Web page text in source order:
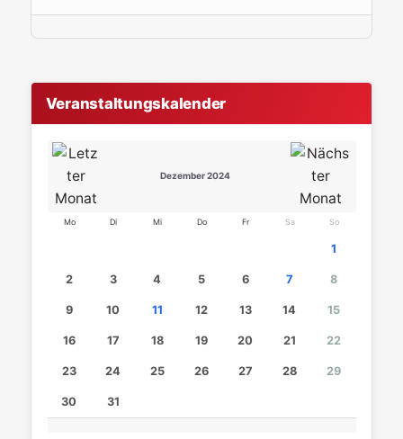
Veranstaltungskalender
Dezember 2024
Mo Di Mi Do Fr Sa So
1
2 3 4 5 6 7 8
9 10 11 12 13 14 15
16 17 18 19 20 21 22
23 24 25 26 27 28 29
30 31